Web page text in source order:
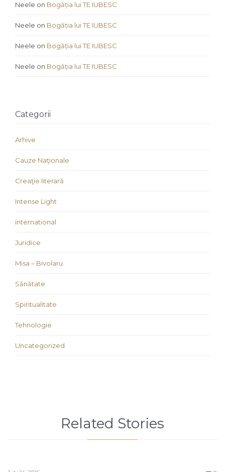
Neele on Bogăția lui TE IUBESC
Neele on Bogăția lui TE IUBESC
Neele on Bogăția lui TE IUBESC
Neele on Bogăția lui TE IUBESC
Categorii
Arhive
Cauze Naţionale
Creaţie literară
Intense Light
international
Juridice
Misa – Bivolaru
Sănătate
Spiritualitate
Tehnologie
Uncategorized
Related Stories